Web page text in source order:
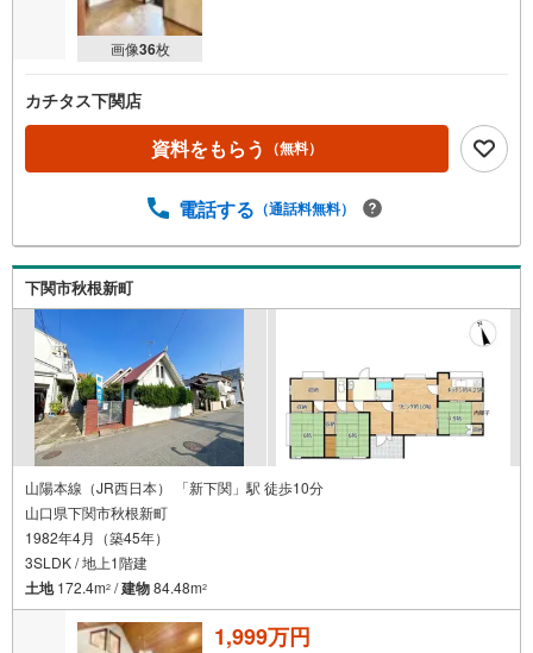
画像36枚
カチタス下関店
資料をもらう （無料）
電話する （通話料無料）
下関市秋根新町
山陽本線（JR西日本） 「新下関」駅 徒歩10分
山口県下関市秋根新町
1982年4月（築45年）
3SLDK / 地上1階建
土地172.4m2 /建物84.48m2
1,999万円